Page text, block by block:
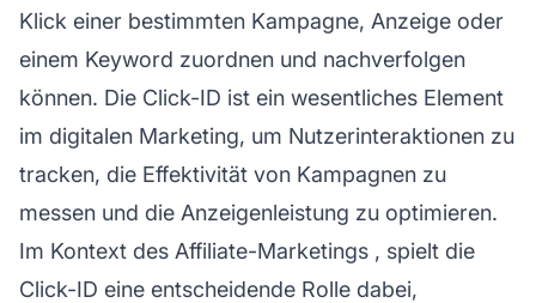
Klick einer bestimmten Kampagne, Anzeige oder
einem Keyword zuordnen und nachverfolgen
können. Die Click-ID ist ein wesentliches Element
im digitalen Marketing, um Nutzerinteraktionen zu
tracken, die Effektivität von Kampagnen zu
messen und die Anzeigenleistung zu optimieren.
Im Kontext des Affiliate-Marketings , spielt die
Click-ID eine entscheidende Rolle dabei,